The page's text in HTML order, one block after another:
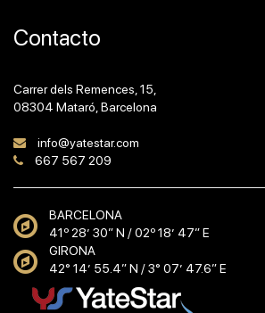
Contacto
Carrer dels Remences, 15,
08304 Mataró, Barcelona
info@yatestar.com
667 567 209
BARCELONA
41º 28’ 30” N / 02º 18’ 47” E
GIRONA
42° 14’ 55.4” N / 3° 07’ 47.6” E